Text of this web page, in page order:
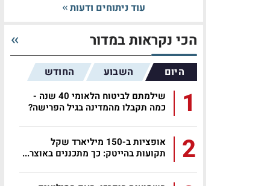
עוד ניתוחים ודעות
הכי נקראות במדור
היום השבוע החודש
1
שילמתם לביטוח הלאומי 40 שנה -
כמה תקבלו מהמדינה בגיל הפרישה?
2
אופציות ב-150 מיליארד שקל
תקועות בהייטק: כך מתכננים באוצר...